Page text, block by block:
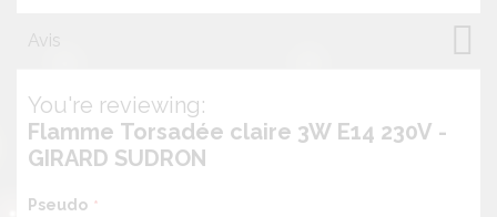
Avis
You're reviewing:
Flamme Torsadée claire 3W E14 230V -
GIRARD SUDRON
Pseudo